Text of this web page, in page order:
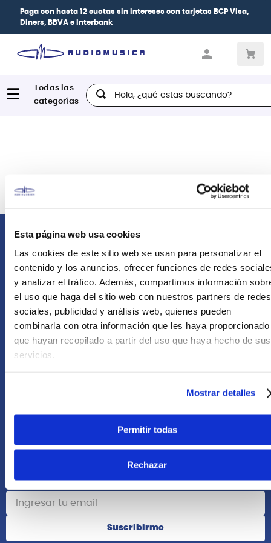
Esta página web usa cookies
Las cookies de este sitio web se usan para personalizar el
contenido y los anuncios, ofrecer funciones de redes
y analizar el tráfico. Además, compartimos información
el uso que haga del sitio web con nuestros partners de redes
sociales, publicidad y análisis web, quienes pueden
combinarla con otra información que les haya proporcionado
que hayan recopilado a partir del uso que haya hecho de sus
servicios.
Mostrar detalles
Permitir todas
Rechazar
Paga con hasta 12 cuotas sin intereses con tarjetas BCP Visa,
Diners, BBVA e Interbank
Hola, ¿qué estas buscando?
Atención Postventa
+51 958418476
+51 977624112
Acerca de Nosotros
Suscribete
Suscribirme